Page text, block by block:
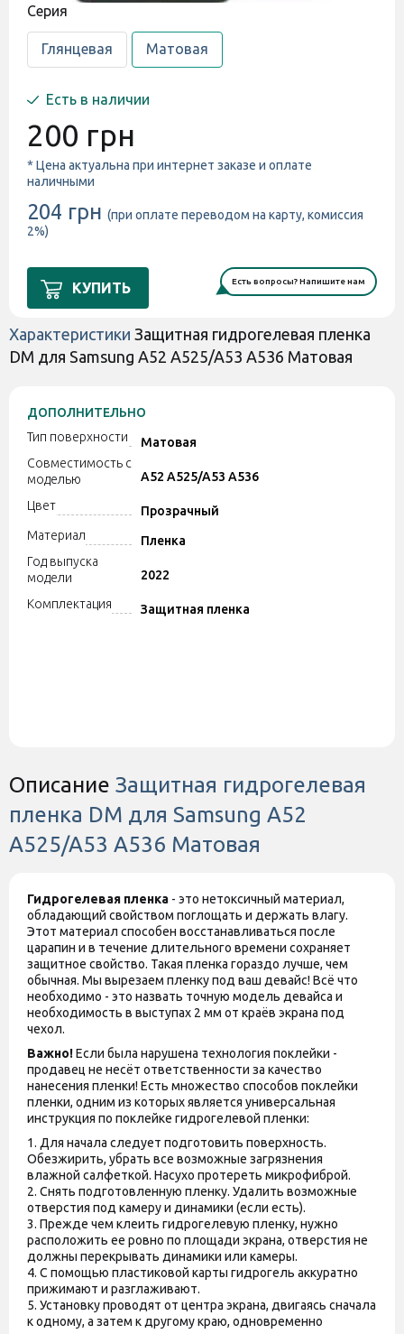
Cерия
Глянцевая Матовая
Есть в наличии
200 грн
* Цена актуальна при интернет заказе и оплате
наличными
204 грн (при оплате переводом на карту, комиссия
2%)
КУПИТЬ Есть вопросы? Напишите нам
Характеристики Защитная гидрогелевая пленка
DM для Samsung A52 A525/A53 A536 Матовая
ДОПОЛНИТЕЛЬНО
Тип поверхности
Матовая
Совместимость с
моделью
A52 A525/A53 A536
Цвет
Прозрачный
Материал
Пленка
Год выпуска
модели
2022
Комплектация
Защитная пленка
Описание Защитная гидрогелевая
пленка DM для Samsung A52
A525/A53 A536 Матовая
Гидрогелевая пленка - это нетоксичный материал,
обладающий свойством поглощать и держать влагу.
Этот материал способен восстанавливаться после
царапин и в течение длительного времени сохраняет
защитное свойство. Такая пленка гораздо лучше, чем
обычная. Мы вырезаем пленку под ваш девайс! Всё что
необходимо - это назвать точную модель девайса и
необходимость в выступах 2 мм от краёв экрана под
чехол.
Важно!Если была нарушена технология поклейки -
продавец не несёт ответственности за качество
нанесения пленки! Есть множество способов поклейки
пленки, одним из которых является универсальная
инструкция по поклейке гидрогелевой пленки:
1. Для начала следует подготовить поверхность.
Обезжирить, убрать все возможные загрязнения
влажной салфеткой. Насухо протереть микрофиброй.
2. Снять подготовленную пленку. Удалить возможные
отверстия под камеру и динамики (если есть).
3. Прежде чем клеить гидрогелевую пленку, нужно
расположить ее ровно по площади экрана, отверстия не
должны перекрывать динамики или камеры.
4. С помощью пластиковой карты гидрогель аккуратно
прижимают и разглаживают.
5. Установку проводят от центра экрана, двигаясь сначала
к одному, а затем к другому краю, одновременно